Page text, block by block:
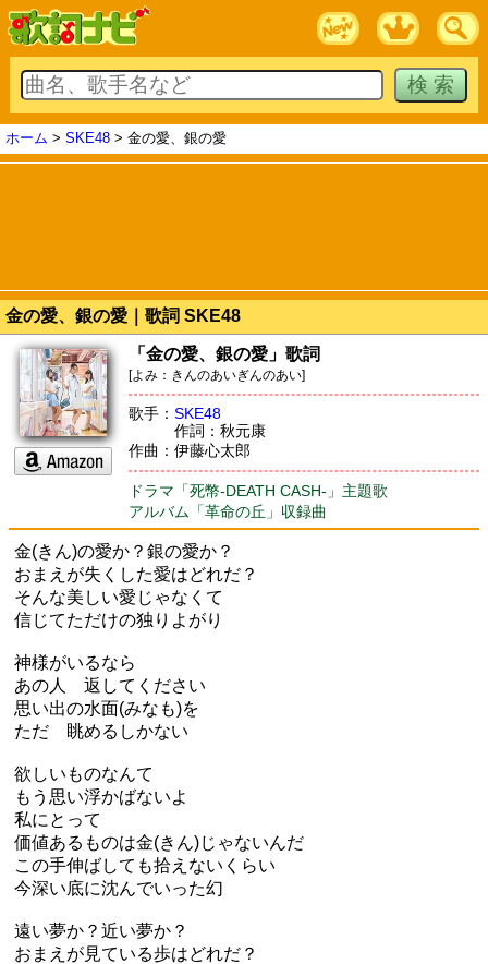
ホーム > SKE48 > 金の愛、銀の愛
金の愛、銀の愛｜歌詞 SKE48
「金の愛、銀の愛」歌詞
[よみ：きんのあいぎんのあい]
歌手： SKE48
作詞：秋元康
作曲：伊藤心太郎
ドラマ「死幣-DEATH CASH-」主題歌
アルバム「革命の丘」収録曲
金(きん)の愛か？銀の愛か？
おまえが失くした愛はどれだ？
そんな美しい愛じゃなくて
信じてただけの独りよがり
神様がいるなら
あの人 返してください
思い出の水面(みなも)を
ただ 眺めるしかない
欲しいものなんて
もう思い浮かばないよ
私にとって
価値あるものは金(きん)じゃないんだ
この手伸ばしても拾えないくらい
今深い底に沈んでいった幻
遠い夢か？近い夢か？
おまえが見ている歩はどれだ？